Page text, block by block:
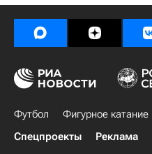
Футбол Фигурное катание
Спецпроекты
Реклама